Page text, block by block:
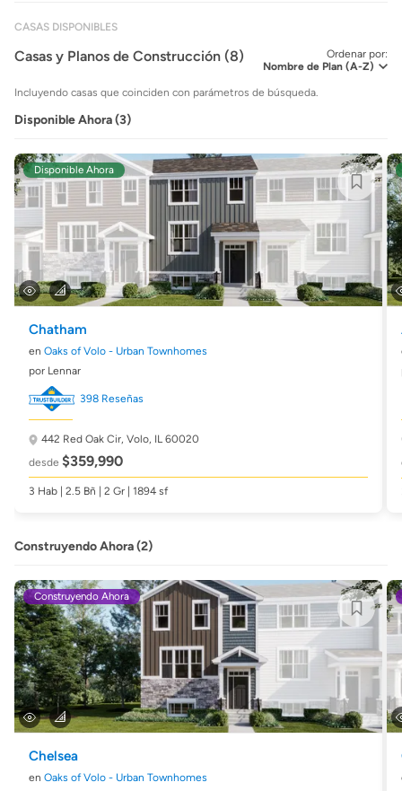
CASAS DISPONIBLES
Ordenar por:
Casas y Planos de Construcción (8)
Incluyendo casas que coinciden con parámetros de búsqueda.
Disponible Ahora (3)
Disponible Ahora
Chatham
en Oaks of Volo - Urban Townhomes
por Lennar
398 Reseñas
442 Red Oak Cir, Volo, IL 60020
desde $359,990
3 Hab | 2.5 Bñ | 2 Gr | 1894 sf
Construyendo Ahora (2)
Construyendo Ahora
Chelsea
en Oaks of Volo - Urban Townhomes